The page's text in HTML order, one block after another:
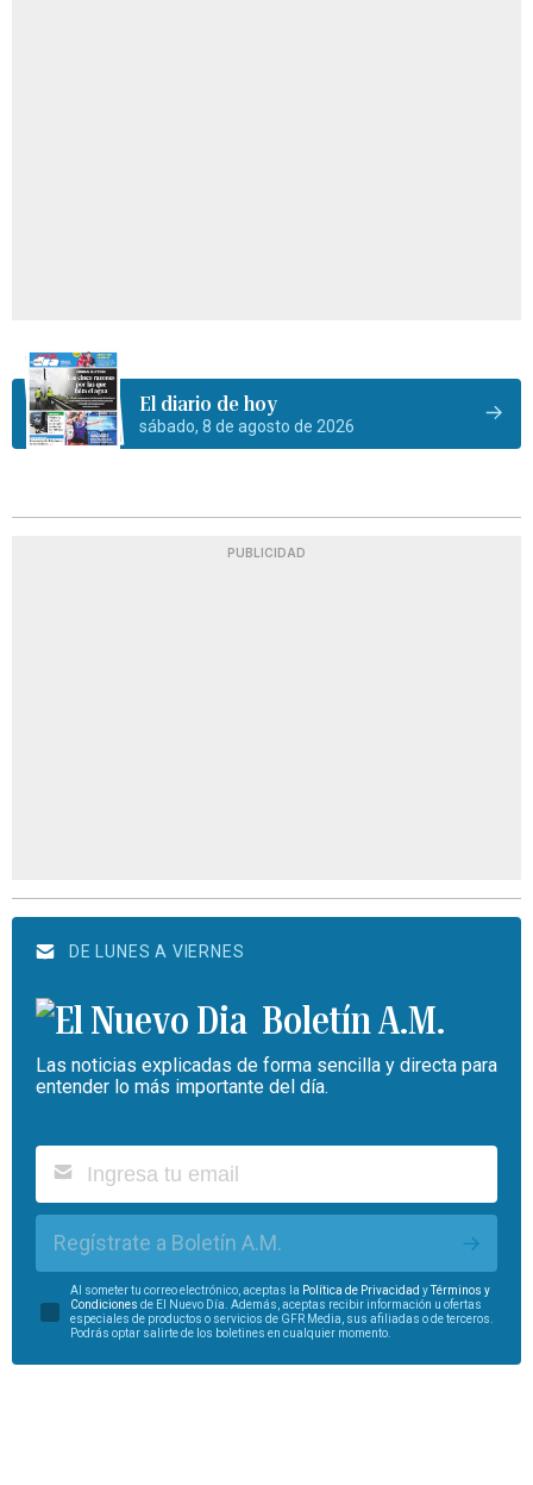
El diario de hoy
sábado, 8 de agosto de 2026
PUBLICIDAD
DE LUNES A VIERNES
Boletín A.M.
Las noticias explicadas de forma sencilla y directa para
entender lo más importante del día.
Regístrate a Boletín A.M.
Al someter tu correo electrónico, aceptas la Política de Privacidad yTérminos y
Condiciones de El Nuevo Día. Además, aceptas recibir información u ofertas
especiales de productos o servicios de GFR Media, sus afiliadas o de terceros.
Podrás optar salirte de los boletines en cualquier momento.